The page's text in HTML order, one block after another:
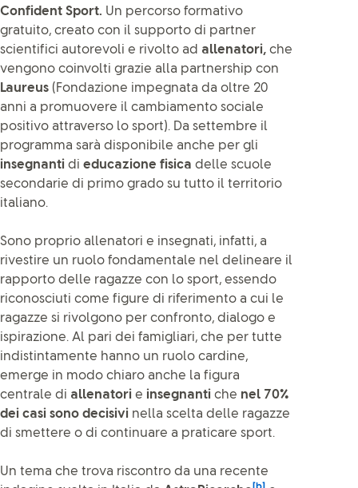
Confident Sport. Un percorso formativo
gratuito, creato con il supporto di partner
scientifici autorevoli e rivolto ad allenatori, che
vengono coinvolti grazie alla partnership con
Laureus (Fondazione impegnata da oltre 20
anni a promuovere il cambiamento sociale
positivo attraverso lo sport). Da settembre il
programma sarà disponibile anche per gli
insegnanti di educazione fisica delle scuole
secondarie di primo grado su tutto il territorio
italiano.
Sono proprio allenatori e insegnati, infatti, a
rivestire un ruolo fondamentale nel delineare il
rapporto delle ragazze con lo sport, essendo
riconosciuti come figure di riferimento a cui le
ragazze si rivolgono per confronto, dialogo e
ispirazione. Al pari dei famigliari, che per tutte
indistintamente hanno un ruolo cardine,
emerge in modo chiaro anche la figura
centrale di allenatori e insegnanti che nel 70%
dei casi sono decisivi nella scelta delle ragazze
di smettere o di continuare a praticare sport.
Un tema che trova riscontro da una recente